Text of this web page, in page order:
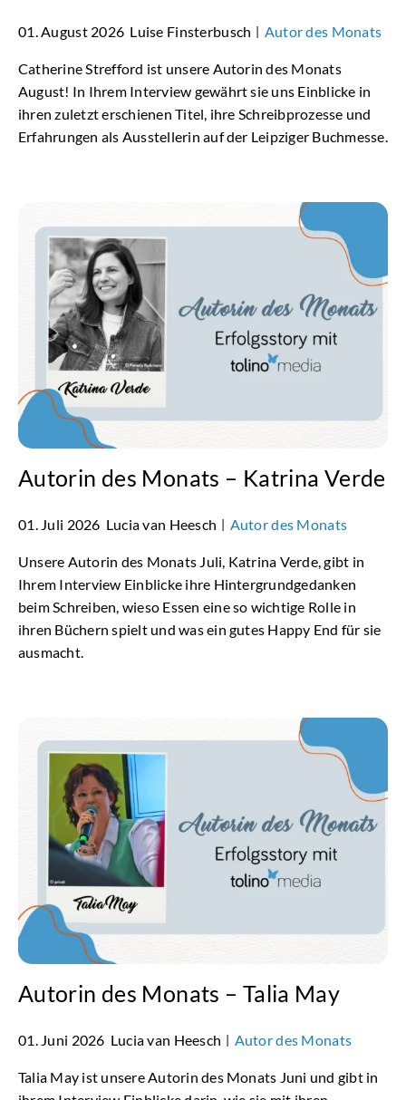
01. August 2026 Luise Finsterbusch | Autor des Monats
Catherine Strefford ist unsere Autorin des Monats
August! In Ihrem Interview gewährt sie uns Einblicke in
ihren zuletzt erschienen Titel, ihre Schreibprozesse und
Erfahrungen als Ausstellerin auf der Leipziger Buchmesse.
Autorin des Monats – Katrina Verde
01. Juli 2026 Lucia van Heesch | Autor des Monats
Unsere Autorin des Monats Juli, Katrina Verde, gibt in
Ihrem Interview Einblicke ihre Hintergrundgedanken
beim Schreiben, wieso Essen eine so wichtige Rolle in
ihren Büchern spielt und was ein gutes Happy End für sie
ausmacht.
Autorin des Monats – Talia May
01. Juni 2026 Lucia van Heesch | Autor des Monats
Talia May ist unsere Autorin des Monats Juni und gibt in